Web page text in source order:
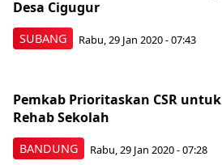
SUBANG
Desa Cigugur
Rabu, 29 Jan 2020 - 07:43
BANDUNG
Pemkab Prioritaskan CSR untuk
Rehab Sekolah
Rabu, 29 Jan 2020 - 07:28